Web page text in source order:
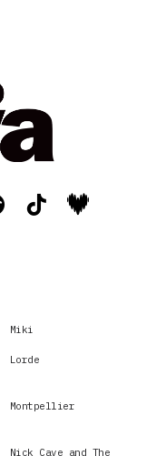
Miki
Lorde
Montpellier
Nick Cave and The